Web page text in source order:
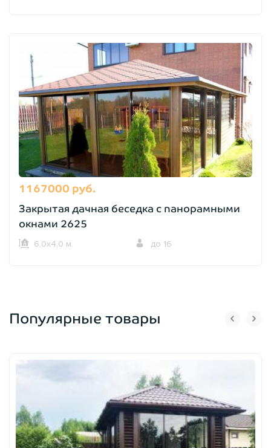
1167000 руб.
Закрытая дачная беседка с панорамными
окнами 2625
6,0х4,0 м. до 16
Популярные товары